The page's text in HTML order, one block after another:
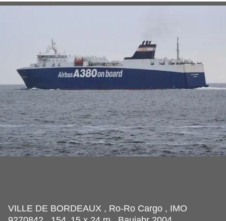
VILLE DE BORDEAUX , Ro-Ro Cargo , IMO